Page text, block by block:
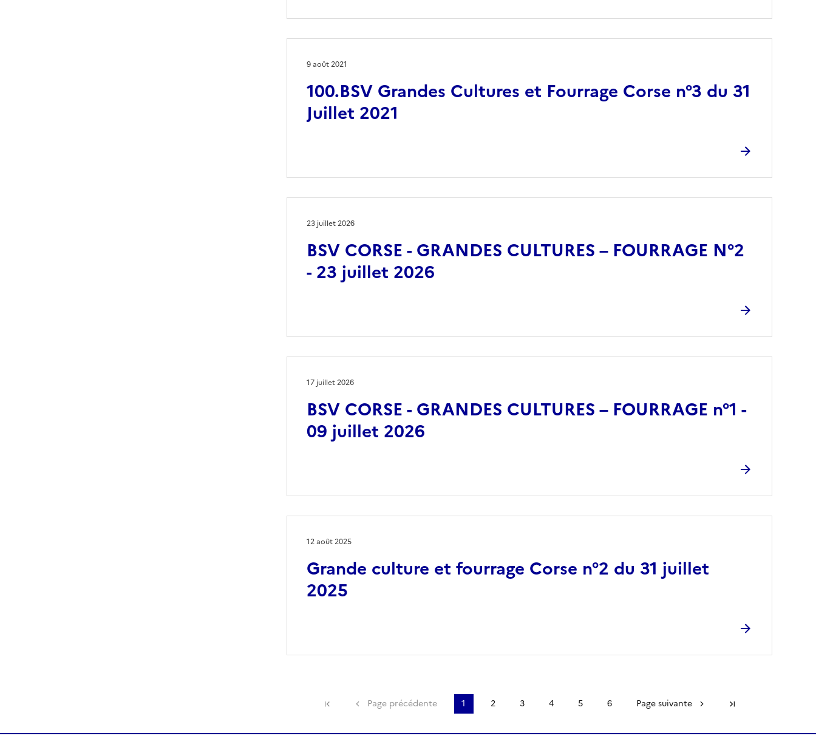
100.BSV Grandes Cultures et Fourrage Corse n°3 du 31
Juillet 2021
9 août 2021
BSV CORSE - GRANDES CULTURES – FOURRAGE N°2
- 23 juillet 2026
23 juillet 2026
BSV CORSE - GRANDES CULTURES – FOURRAGE n°1 -
09 juillet 2026
17 juillet 2026
Grande culture et fourrage Corse n°2 du 31 juillet
2025
12 août 2025
Première page
Page précédente 1 2 3 4 5 6 Page suivante